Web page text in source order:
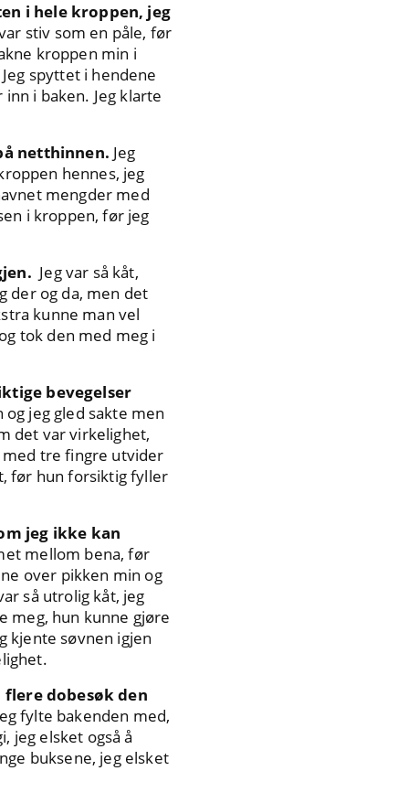
i hele kroppen, jeg
stiv som en påle, før
kroppen min i
spyttet i hendene
i baken. Jeg klarte
netthinnen. Jeg
hennes, jeg
mengder med
i kroppen, før jeg
Jeg var så kåt,
der og da, men det
kunne man vel
tok den med meg i
bevegelser
jeg gled sakte men
det var virkelighet,
tre fingre utvider
før hun forsiktig fyller
jeg ikke kan
mellom bena, før
over pikken min og
så utrolig kåt, jeg
meg, hun kunne gjøre
kjente søvnen igjen
dobesøk den
fylte bakenden med,
jeg elsket også å
buksene, jeg elsket